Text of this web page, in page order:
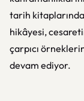
tarih
hikâyesi,
çarpıcı
devam ediyor.